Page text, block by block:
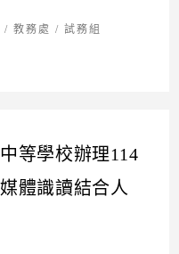
/ 教務處 / 試務組
等學校辦理114
體識讀結合人